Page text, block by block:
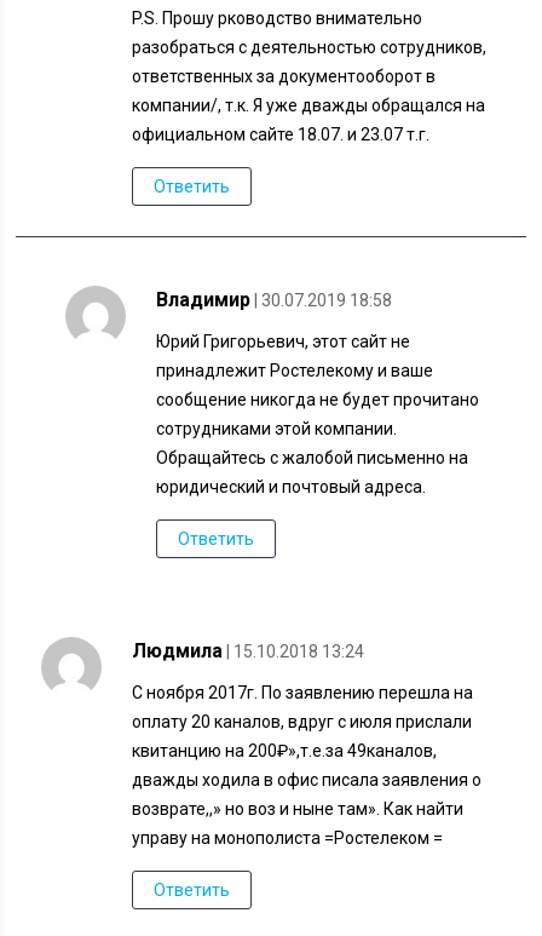
P.S. Прошу рководство внимательно
разобраться с деятельностью сотрудников,
ответственных за документооборот в
компании/, т.к. Я уже дважды обращался на
официальном сайте 18.07. и 23.07 т.г.
Ответить
Владимир | 30.07.2019 18:58
Юрий Григорьевич, этот сайт не
принадлежит Ростелекому и ваше
сообщение никогда не будет прочитано
сотрудниками этой компании.
Обращайтесь с жалобой письменно на
юридический и почтовый адреса.
Ответить
Людмила | 15.10.2018 13:24
С ноября 2017г. По заявлению перешла на
оплату 20 каналов, вдруг с июля прислали
квитанцию на 200₽»,т.е.за 49каналов,
дважды ходила в офис писала заявления о
возврате,,» но воз и ныне там». Как найти
управу на монополиста =Ростелеком =
Ответить